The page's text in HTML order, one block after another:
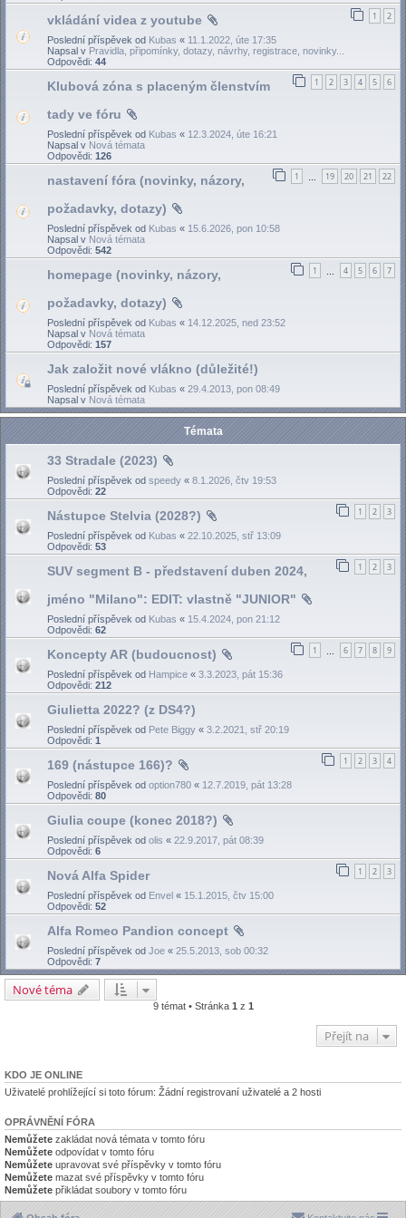
1 2
vkládání videa z youtube
Poslední příspěvek od Kubas « 11.1.2022, úte 17:35
Napsal v Pravidla, připomínky, dotazy, návrhy, registrace, novinky...
Odpovědi: 44
1 2 3 4 5 6
Klubová zóna s placeným členstvím
tady ve fóru
Poslední příspěvek od Kubas « 12.3.2024, úte 16:21
Napsal v Nová témata
Odpovědi: 126
1 19 20 21 22
nastavení fóra (novinky, názory,
požadavky, dotazy)
Poslední příspěvek od Kubas « 15.6.2026, pon 10:58
Napsal v Nová témata
Odpovědi: 542
1 4 5 6 7
homepage (novinky, názory,
požadavky, dotazy)
Poslední příspěvek od Kubas « 14.12.2025, ned 23:52
Napsal v Nová témata
Odpovědi: 157
Jak založit nové vlákno (důležité!)
Poslední příspěvek od Kubas « 29.4.2013, pon 08:49
Napsal v Nová témata
Témata
33 Stradale (2023)
Poslední příspěvek od speedy « 8.1.2026, čtv 19:53
Odpovědi: 22
1 2 3
Nástupce Stelvia (2028?)
Poslední příspěvek od Kubas « 22.10.2025, stř 13:09
Odpovědi: 53
1 2 3
SUV segment B - představení duben 2024,
jméno "Milano": EDIT: vlastně "JUNIOR"
Poslední příspěvek od Kubas « 15.4.2024, pon 21:12
Odpovědi: 62
1 6 7 8 9
Koncepty AR (budoucnost)
Poslední příspěvek od Hampice « 3.3.2023, pát 15:36
Odpovědi: 212
Giulietta 2022? (z DS4?)
Poslední příspěvek od Pete Biggy « 3.2.2021, stř 20:19
Odpovědi: 1
1 2 3 4
169 (nástupce 166)?
Poslední příspěvek od option780 « 12.7.2019, pát 13:28
Odpovědi: 80
Giulia coupe (konec 2018?)
Poslední příspěvek od olis « 22.9.2017, pát 08:39
Odpovědi: 6
1 2 3
Nová Alfa Spider
Poslední příspěvek od Envel « 15.1.2015, čtv 15:00
Odpovědi: 52
Alfa Romeo Pandion concept
Poslední příspěvek od Joe « 25.5.2013, sob 00:32
Odpovědi: 7
Nové téma
9 témat • Stránka 1 z 1
Přejít na
KDO JE ONLINE
Uživatelé prohlížející si toto fórum: Žádní registrovaní uživatelé a 2 hosti
OPRÁVNĚNÍ FÓRA
Nemůžete zakládat nová témata v tomto fóru
Nemůžete odpovídat v tomto fóru
Nemůžete upravovat své příspěvky v tomto fóru
Nemůžete mazat své příspěvky v tomto fóru
Nemůžete přikládat soubory v tomto fóru